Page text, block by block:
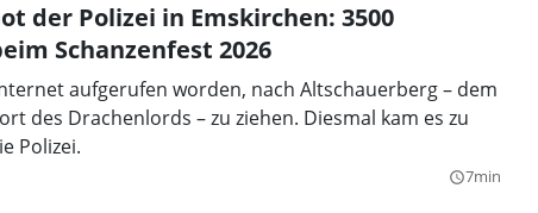
der Polizei in Emskirchen: 3500
Schanzenfest 2026
aufgerufen worden, nach Altschauerberg – dem
des Drachenlords – zu ziehen. Diesmal kam es zu
Polizei.
query_builder7min